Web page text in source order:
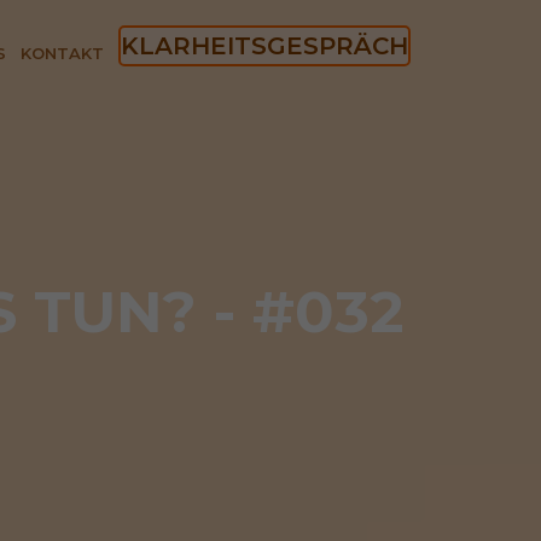
KONTAKT KLARHEITSGESPRÄCH
TUN? - #032​